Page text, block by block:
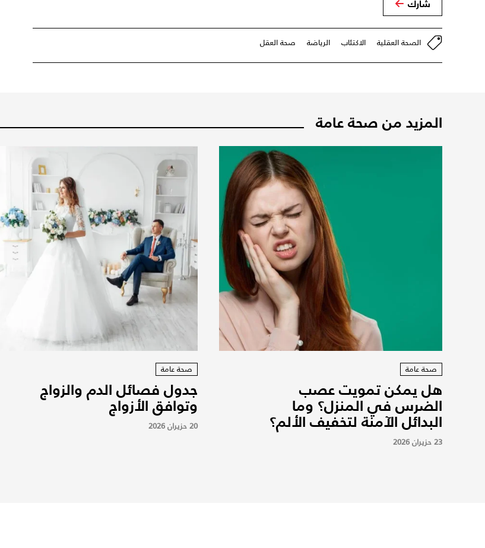
شارك
الصحة العقلية الاكتئاب الرياضة صحة العقل
المزيد من صحة عامة
صحة عامة
هل يمكن تمويت عصب
الضرس في المنزل؟ وما
البدائل الآمنة لتخفيف الألم؟
23 حزيران 2026
صحة عامة
جدول فصائل الدم والزواج
وتوافق الأزواج
20 حزيران 2026